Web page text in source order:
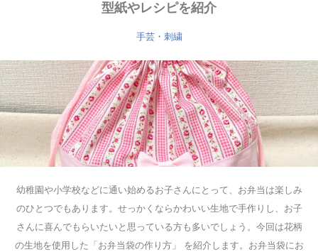
型紙やレシピを紹介
手芸・刺繍
幼稚園や小学校などに通い始めるお子さんにとって、お弁当は楽しみ
のひとつでもあります。せっかくならかわいい生地で手作りし、お子
さんに喜んでもらいたいと思っている方も多いでしょう。今回は花柄
の生地を使用した「お弁当袋の作り方」 を紹介します。お弁当袋にお